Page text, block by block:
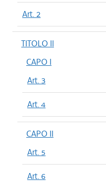
Art. 2
TITOLO II
CAPO I
Art. 3
Art. 4
CAPO II
Art. 5
Art. 6